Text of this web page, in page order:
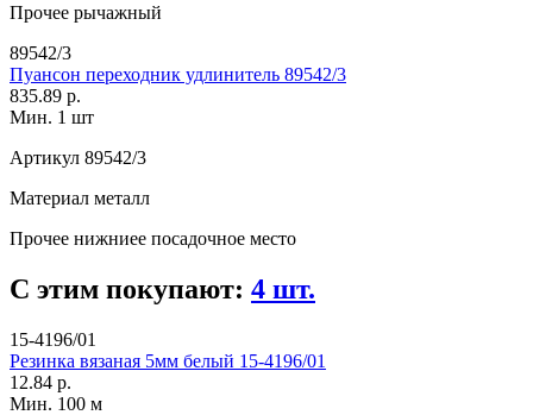
Прочее рычажный
89542/3
Пуансон переходник удлинитель 89542/3
835.89 р.
Мин. 1 шт
Артикул 89542/3
Материал металл
Прочее нижниее посадочное место
С этим покупают: 4 шт.
15-4196/01
Резинка вязаная 5мм белый 15-4196/01
12.84 р.
Мин. 100 м